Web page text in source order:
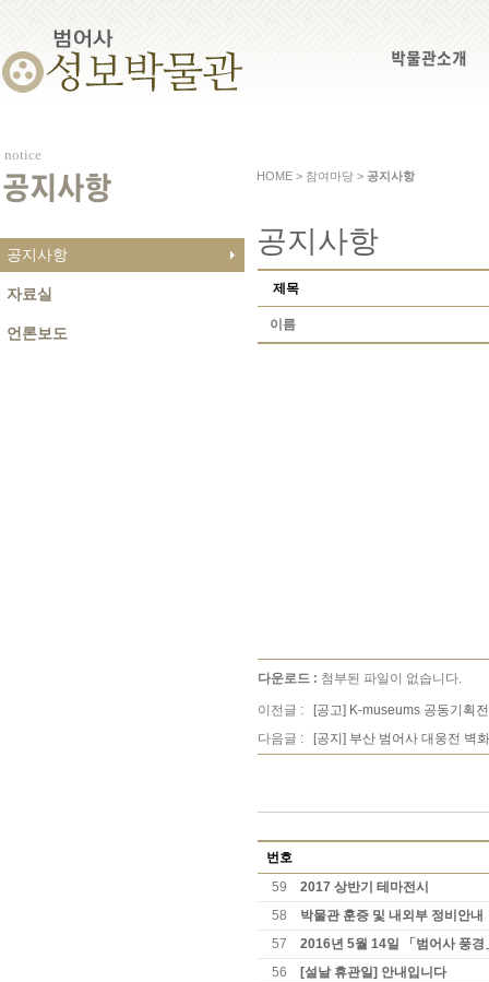
박물관소개
notice
공지사항
공지사항
자료실
언론보도
HOME > 참여마당 > 공지사항
공지사항
제목
이름
다운로드 : 첨부된 파일이 없습니다.
이전글 :
[공고] K-museums 공동기획
다음글 :
[공지] 부산 범어사 대웅전 벽
번호
59
2017 상반기 테마전시
58
박물관 훈증 및 내외부 정비안내
57
2016년 5월 14일 「범어사 풍경
56
[설날 휴관일] 안내입니다